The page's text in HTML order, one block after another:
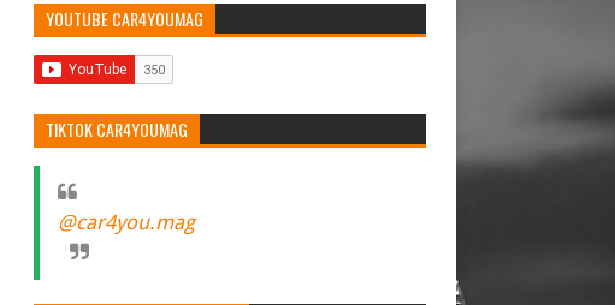
YOUTUBE CAR4YOUMAG
TIKTOK CAR4YOUMAG
@car4you.mag